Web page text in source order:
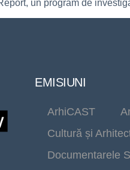
un program de
EMISIUNI
ArhiCAST
Cultură și
Documentarele